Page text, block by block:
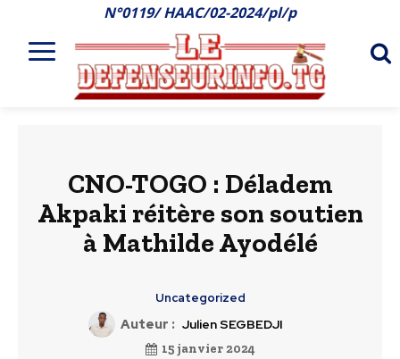
N°0119/ HAAC/02-2024/pl/p
CNO-TOGO : Déladem
Akpaki réitère son soutien
à Mathilde Ayodélé
Uncategorized
Auteur : Julien SEGBEDJI
15 janvier 2024